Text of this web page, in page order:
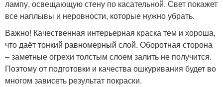
лампу, освещающую стену по касательной. Свет покажет
все наплывы и неровности, которые нужно убрать.
Важно! Качественная интерьерная краска тем и хороша,
что даёт тонкий равномерный слой. Оборотная сторона
– заметные огрехи толстым слоем залить не получится.
Поэтому от подготовки и качества ошкуривания будет во
многом зависеть результат покраски.